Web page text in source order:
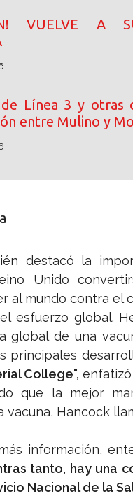
VUELVE A
de Línea 3 y otras
entre Mulino y
destacó la
Unido
al mundo contra el
esfuerzo global.
global de una
principales
College",
que la mejor
Hancock
información,
tanto, hay una
Nacional de la